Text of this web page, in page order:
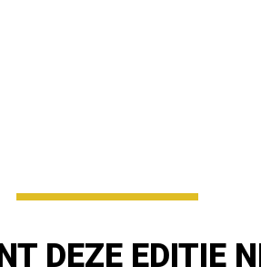
DEZE EDITIE